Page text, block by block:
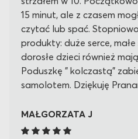
15 minut, ale z czasem
czytać lub spać.
produkty: duże serce,
dorosłe dzieci również
Poduszkę " kolczastą"
samolotem. Dziękuję
MAŁGORZATA J